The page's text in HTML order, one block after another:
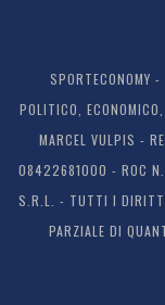
SPORTECONOMY
POLITICO,
MARCEL VULPIS -
08422681000 - ROC N.
S.R.L. - TUTTI I DIRITTI
PARZIALE DI